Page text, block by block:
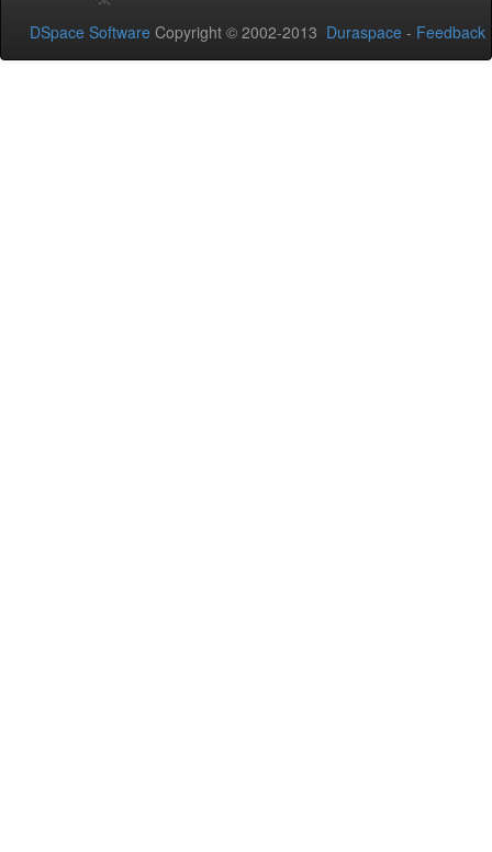
DSpace Software Copyright © 2002-2013 Duraspace - Feedback